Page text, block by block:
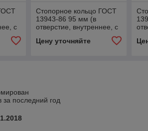
с
Стопорное кольцо ГОСТ
13943-86 95 мм (в
отверстие, внутреннее, с
Цену уточняйте
последний год